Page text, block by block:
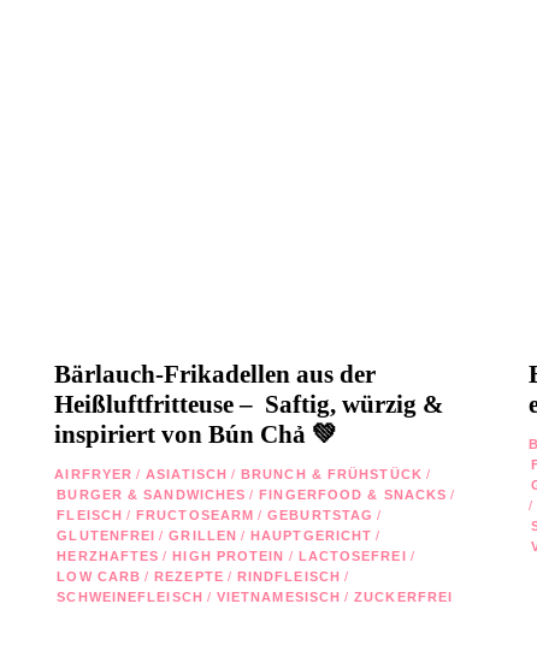
Bärlauch-Frikadellen aus der
Heißluftfritteuse – Saftig, würzig &
inspiriert von Bún Chả 💚
AIRFRYER / ASIATISCH / BRUNCH & FRÜHSTÜCK /
BURGER & SANDWICHES / FINGERFOOD & SNACKS /
FLEISCH / FRUCTOSEARM / GEBURTSTAG /
GLUTENFREI / GRILLEN / HAUPTGERICHT /
HERZHAFTES / HIGH PROTEIN / LACTOSEFREI /
LOW CARB / REZEPTE / RINDFLEISCH /
SCHWEINEFLEISCH / VIETNAMESISCH / ZUCKERFREI
/